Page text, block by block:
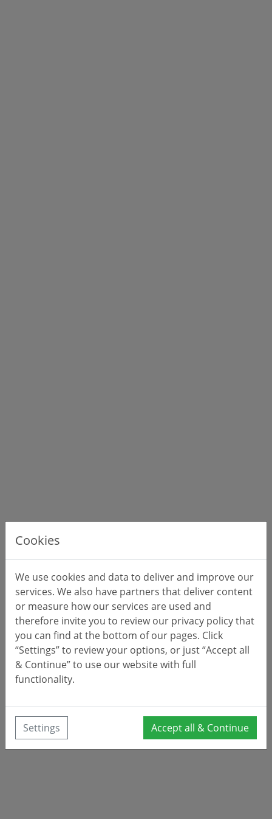
Cookies
We use cookies and data to deliver and improve our
services. We also have partners that deliver content
or measure how our services are used and
therefore invite you to review our privacy policy that
you can find at the bottom of our pages. Click
“Settings” to review your options, or just “Accept all
& Continue” to use our website with full
functionality.
Settings Accept all & Continue